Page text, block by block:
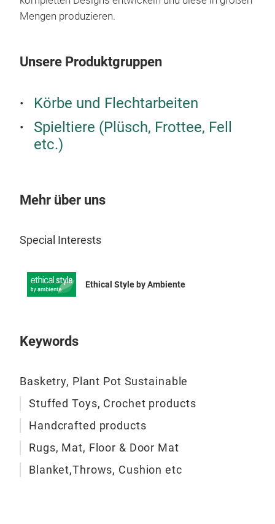
Mengen produzieren.
Unsere Produktgruppen
Körbe und Flechtarbeiten
Spieltiere (Plüsch, Frottee, Fell
etc.)
Mehr über uns
Special Interests
Ethical Style by Ambiente
Keywords
Basketry, Plant Pot Sustainable
Stuffed Toys, Crochet products
Handcrafted products
Rugs, Mat, Floor & Door Mat
Blanket,Throws, Cushion etc